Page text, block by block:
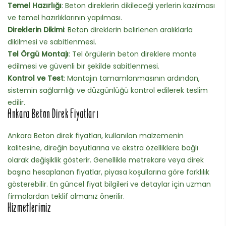
Temel Hazırlığı: Beton direklerin dikileceği yerlerin kazılması
ve temel hazırlıklarının yapılması.
Direklerin Dikimi: Beton direklerin belirlenen aralıklarla
dikilmesi ve sabitlenmesi.
Tel Örgü Montajı: Tel örgülerin beton direklere monte
edilmesi ve güvenli bir şekilde sabitlenmesi.
Kontrol ve Test: Montajın tamamlanmasının ardından,
sistemin sağlamlığı ve düzgünlüğü kontrol edilerek teslim
edilir.
Ankara Beton Direk Fiyatları
Ankara Beton direk fiyatları, kullanılan malzemenin
kalitesine, direğin boyutlarına ve ekstra özelliklere bağlı
olarak değişiklik gösterir. Genellikle metrekare veya direk
başına hesaplanan fiyatlar, piyasa koşullarına göre farklılık
gösterebilir. En güncel fiyat bilgileri ve detaylar için uzman
firmalardan teklif almanız önerilir.
Hizmetlerimiz